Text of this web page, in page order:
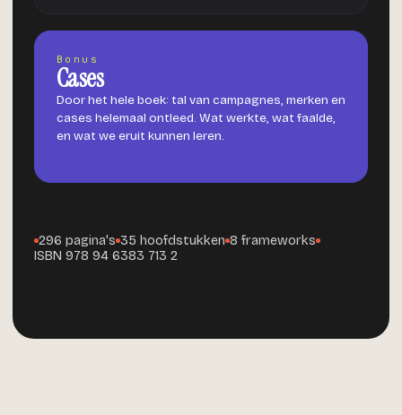
Bonus
Cases
Door het hele boek: tal van campagnes, merken en
cases helemaal ontleed. Wat werkte, wat faalde,
en wat we eruit kunnen leren.
296 pagina's 35 hoofdstukken 8 frameworks
ISBN 978 94 6383 713 2